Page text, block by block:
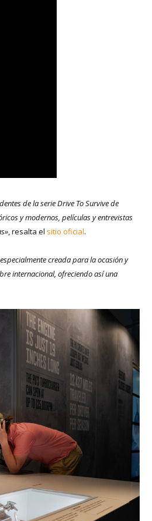
de la serie Drive To Survive de
y modernos, películas y entrevistas
, resalta el sitio oficial.
creada para la ocasión y
internacional, ofreciendo así una